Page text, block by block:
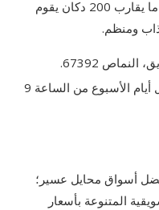
السياح عليها لشرائها فهو يحتوي على ما يقارب 200 دكان يقوم
ومنظم.
أوقات العمل: يعمل السوق طوال أيام الأسبوع من الساعة 9
أسواق محايل عسير؛
المتنوعة بأسعار